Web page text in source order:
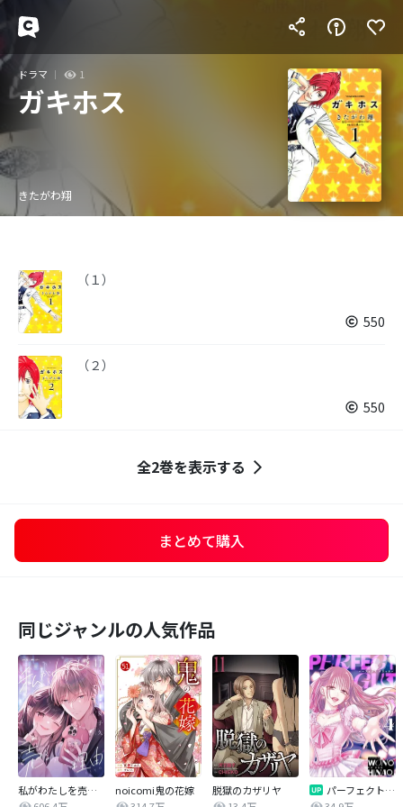
ドラマ 1
ガキホス
きたがわ翔
（１）
550
（２）
550
全2巻を表示する
まとめて購入
同じジャンルの人気作品
私がわたしを売る理由
noicomi鬼の花嫁
脱獄のカザリヤ
パーフェクトグリッター